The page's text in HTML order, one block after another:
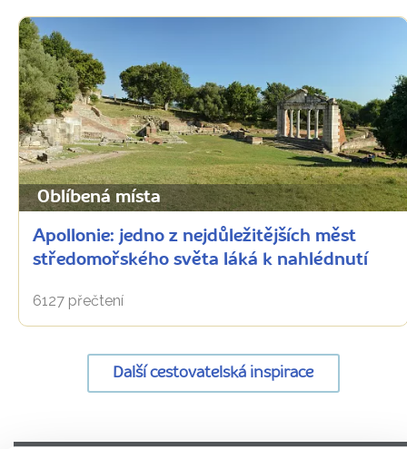
Oblíbená místa
Apollonie: jedno z nejdůležitějších měst
středomořského světa láká k nahlédnutí
6127 přečtení
Další cestovatelská inspirace